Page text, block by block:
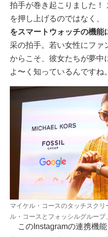
拍手が巻き起こりました！
を押し上げるのではなく、
をスマートウォッチの機能
采の拍手。若い女性にファ
からこそ、彼女たちが夢中
よ〜く知っているんですね。
マイケル・コースのタッチスク
ル・コースとフォッシルグルー
このInstagramの連携機